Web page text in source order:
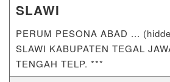
SLAWI
PERUM PESONA ABAD ...
SLAWI KABUPATEN TEGAL
TENGAH TELP. ***